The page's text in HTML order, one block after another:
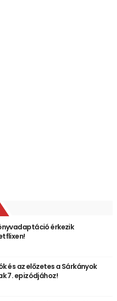
érkezik
és az előzetes a Sárkányok
7. epizódjához!